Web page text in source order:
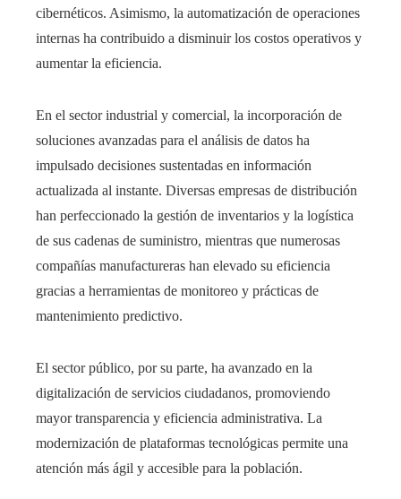
cibernéticos. Asimismo, la automatización de operaciones
internas ha contribuido a disminuir los costos operativos y
aumentar la eficiencia.
En el sector industrial y comercial, la incorporación de
soluciones avanzadas para el análisis de datos ha
impulsado decisiones sustentadas en información
actualizada al instante. Diversas empresas de distribución
han perfeccionado la gestión de inventarios y la logística
de sus cadenas de suministro, mientras que numerosas
compañías manufactureras han elevado su eficiencia
gracias a herramientas de monitoreo y prácticas de
mantenimiento predictivo.
El sector público, por su parte, ha avanzado en la
digitalización de servicios ciudadanos, promoviendo
mayor transparencia y eficiencia administrativa. La
modernización de plataformas tecnológicas permite una
atención más ágil y accesible para la población.